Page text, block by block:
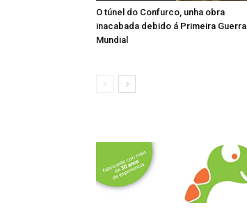
O túnel do Confurco, unha obra
inacabada debido á Primeira Guerra
Mundial